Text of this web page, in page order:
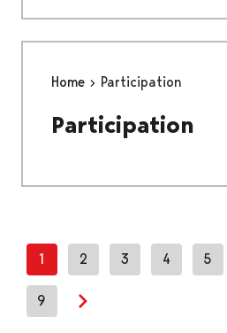
Home Participation
Participation
1 2 3 4 5
9